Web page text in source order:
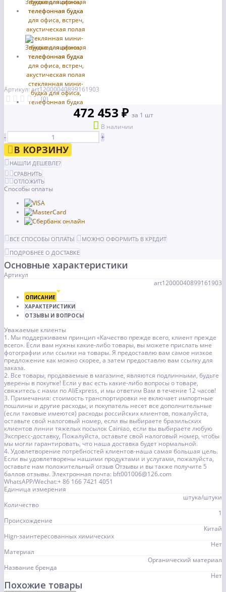
Артикул: art12000040899161903
(0)
472 453 ₽ за 1 шт
В наличии
-
+
В КОРЗИНУ
НАШЛИ ДЕШЕВЛЕ?
СРАВНИТЬ
ОТЛОЖИТЬ
Способы оплаты
ВСЕ СПОСОБЫ ОПЛАТЫ
МОЖНО ОФОРМИТЬ В КРЕДИТ
ПОДРОБНЕЕ О ДОСТАВКЕ
Основные характеристики
Артикул
art12000040899161903
ОПИСАНИЕ
ХАРАКТЕРИСТИКИ
ОТЗЫВЫ И ВОПРОСЫ
Уважаемые клиенты
1. Мы поддерживаем принцип «Качество прежде всего, клиент прежде
всего». Если вам нужны какие-либо товары, вы можете прислать мне
фотографии или ссылки на товары. Я предоставлю вам самое низкое
предложение как можно скорее, а затем предоставлю вам ссылку для
заказа.
2. Все товары, продаваемые в магазине, являются подлинными, будьте
уверены в покупке! Если у вас есть какие-либо вопросы о товаре,
свяжитесь с нами по AliExpress, и мы ответим Вам в течение 12 часов!
3. Примечания: стоимость транспортировки не включает импортные
пошлины и другие расходы, и покупатель несет все дополнительные
(если таковые имеются) расходы российских клиентов, пожалуйста,
оставьте свой налоговый номер, если вы выбираете бразильских
клиентов линии тяжелых посылок Cainiao, если вы выбираете любую
Экспресс-доставку, Пожалуйста, оставьте свой налоговый номер, чтобы
мы могли гарантировать, что наша доставка будет нормальной.
4. Удовлетворение потребностей клиентов-наша самая большая цель.
Если вы удовлетворены нашими продуктами и услугами, пожалуйста,
оставьте нам положительный отзыв Отзывы и вы также получите 5
баллов отзывы. Электронная почта: bft001006@126.com
WhatsAPP/Wechat:+ 86 166 7421 4051
Единица измерения
штука/штуки
Количество
1
Происхождение
Китай
Hign-заинтересованных химических
Нет
Материал
Органический материал
Название бренда
Нет
Похожие товары